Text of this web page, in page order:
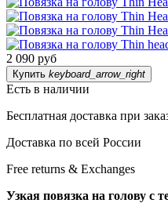
2 090 руб
Купить keyboard_arrow_right
Есть в наличии
Бесплатная доставка при
Доставка по всей России
Free returns & Exchanges
Узкая повязка на голову с